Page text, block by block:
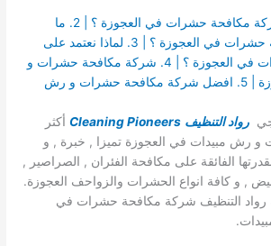
1. لماذا الحاجة الى شركة مكافحة حشرات في العجوزة ؟ | 2. ما
ضرورة شركة مكافحة حشرات في العجوزة ؟ | 3. لماذا نعتمد على
شركة مكافحة الحشرات في العجوزة ؟ | 4. شركة مكافحة حشرات و
رش مبيدات في العجوزة | 5. افضل شركة مكافحة حشرات و رش
رواد التنظيف Cleaning Pioneers أكثر
رش مبيدات في العجوزة تميزا , خبرة , و
الفائقة على مكافحة الفئران , الصراصير ,
, و كافة انواع الحشرات والزواحف العجوزة.
التنظيف شركة مكافحة حشرات في